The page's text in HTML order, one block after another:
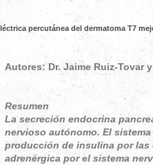
percutánea del dermatoma T7
Autores: Dr. Jaime Ruiz-Tovar
Resumen
La secreción endocrina
nervioso autónomo. El
producción de insulina por las
adrenérgica por el sistema